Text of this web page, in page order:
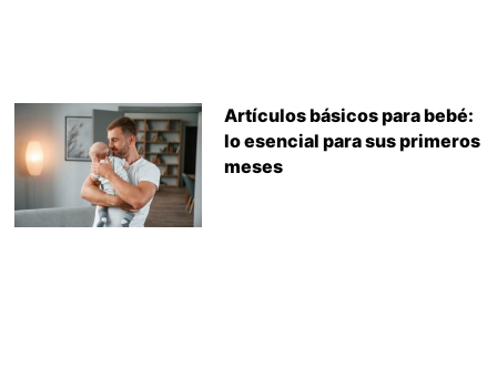
Artículos básicos para bebé:
lo esencial para sus primeros
meses